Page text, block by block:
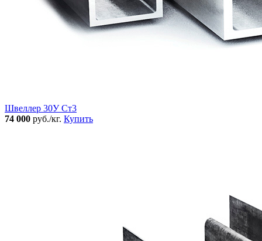
Швеллер 30У Ст3
74 000 руб./кг. Купить